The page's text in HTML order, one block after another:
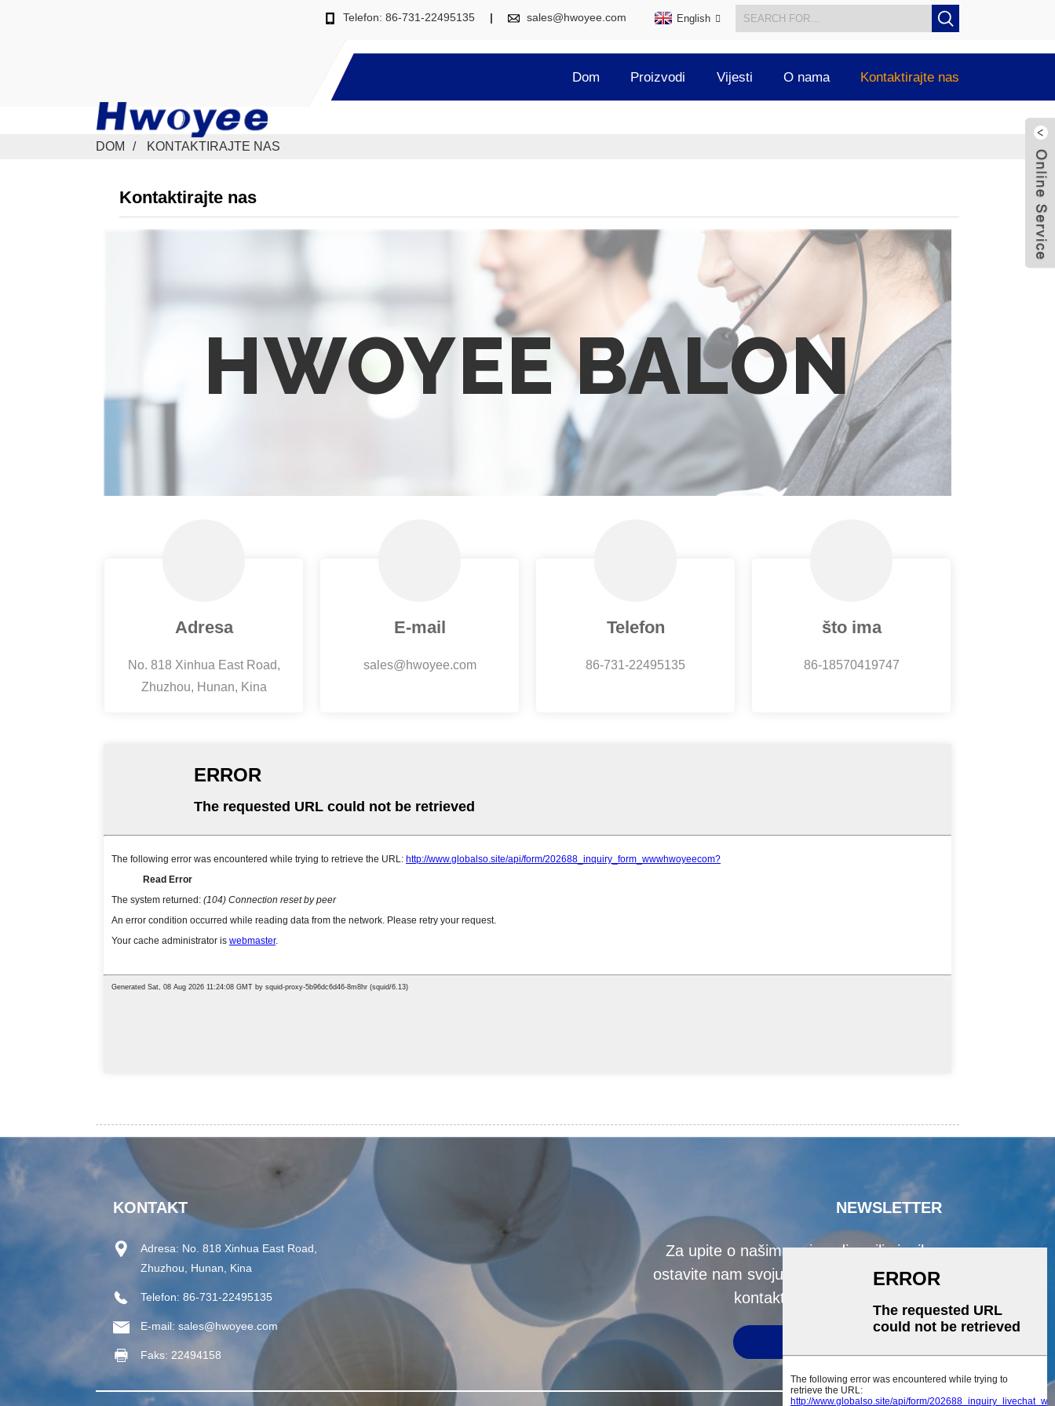
Telefon: 86-731-22495135 sales@hwoyee.com English
Dom Proizvodi Vijesti O nama Kontaktirajte nas
DOM KONTAKTIRAJTE NAS
Kontaktirajte nas
HWOYEE BALON
Adresa
No. 818 Xinhua East Road,
Zhuzhou, Hunan, Kina
E-mail
sales@hwoyee.com
Telefon
86-731-22495135
što ima
86-18570419747
KONTAKT
Adresa: No. 818 Xinhua East Road,
Zhuzhou, Hunan, Kina
Telefon: 86-731-22495135
E-mail: sales@hwoyee.com
Faks: 22494158
NEWSLETTER
Za upite o našim proizvodima ili cjeniku,
ostavite nam svoju e-poštu i mi ćemo vas
kontaktirati u roku od 24 sata.